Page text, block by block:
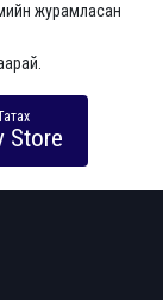
журамласан
Store